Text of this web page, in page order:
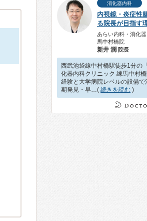
消化器内科
内視鏡・炎症性
る院長が目指す
あらい内科・消化
馬中村橋院
新井 潤 院長
西武池袋線中村橋駅徒歩1分の
化器内科クリニック 練馬中村
経験と大学病院レベルの設備で
期発見・早…( 続きを読む )